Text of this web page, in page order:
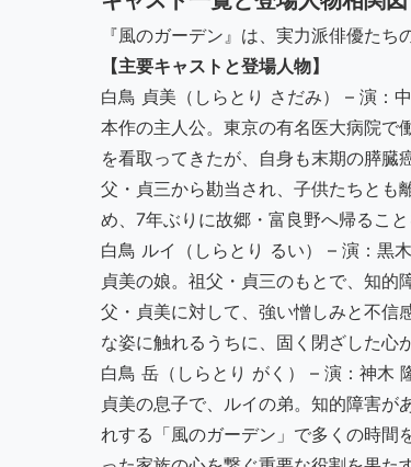
『風のガーデン』は、実力派俳優た
【主要キャストと登場人物】
白鳥 貞美（しらとり さだみ） – 演：
本作の主人公。東京の有名医大病院で
を看取ってきたが、自身も末期の膵臓
父・貞三から勘当され、子供たちとも
め、7年ぶりに故郷・富良野へ帰ること
白鳥 ルイ（しらとり るい） – 演：黒
貞美の娘。祖父・貞三のもとで、知
父・貞美に対して、強い憎しみと不信
な姿に触れるうちに、固く閉ざした心
白鳥 岳（しらとり がく） – 演：神木
貞美の息子で、ルイの弟。知的障害
れする「風のガーデン」で多くの時間